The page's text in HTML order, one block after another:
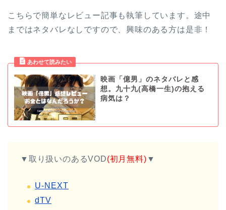
こちらで簡単なレビュー記事も執筆しています。途中
まではネタバレなしですので、興味のある方は是非！
映画「億男」のネタバレと感
想。九十九(高橋一生)の抱える
病気は？
▼取り扱いのあるVOD(初月無料) ▼
U-NEXT
dTV